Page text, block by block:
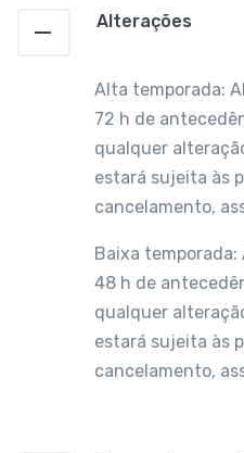
Alterações
Alta temporada:
72 h de
qualquer
estará sujeita às
cancelamento,
Baixa
48 h de
qualquer
estará sujeita às
cancelamento,